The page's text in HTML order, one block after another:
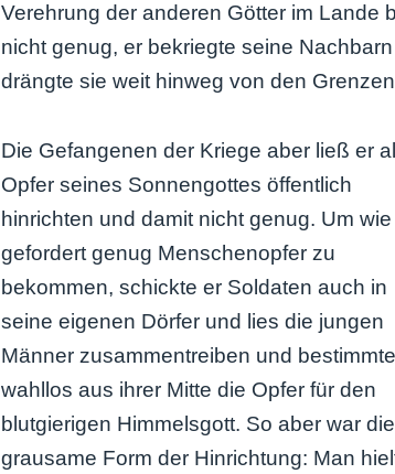
Verehrung der anderen Götter im Lande
nicht genug, er bekriegte seine
drängte sie weit hinweg von den
Die Gefangenen der Kriege aber ließ er
Opfer seines Sonnengottes öffentlich
hinrichten und damit nicht genug. Um wie
gefordert genug Menschenopfer zu
bekommen, schickte er Soldaten auch in
seine eigenen Dörfer und lies die jungen
Männer zusammentreiben und bestimmte
wahllos aus ihrer Mitte die Opfer für den
blutgierigen Himmelsgott. So aber war die
grausame Form der Hinrichtung: Man